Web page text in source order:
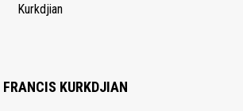
FRANCIS KURKDJIAN